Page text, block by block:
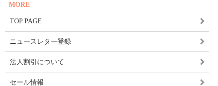
MORE
TOP PAGE
ニュースレター登録
法人割引について
セール情報